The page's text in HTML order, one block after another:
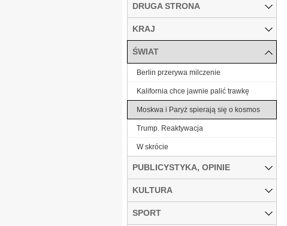
DRUGA STRONA
KRAJ
ŚWIAT
Berlin przerywa milczenie
Kalifornia chce jawnie palić trawkę
Moskwa i Paryż spierają się o kosmos
Trump. Reaktywacja
W skrócie
PUBLICYSTYKA, OPINIE
KULTURA
SPORT